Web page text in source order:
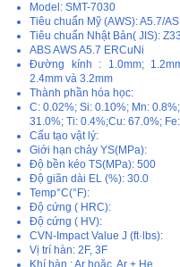
Model: SMT-7030
Tiêu chuẩn Mỹ (AWS): A5.7/
Tiêu chuẩn Nhật Bản( JIS):
ABS AWS A5.7 ERCuNi
Đường kính : 1.0mm;
2.4mm và 3.2mm
Thành phần hóa học:
C: 0.02%; Si: 0.10%; Mn:
31.0%; Ti: 0.4%;Cu: 67.0%;
Cấu tạo vật lý:
Giới hạn chảy YS(MPa):
Độ bền kéo TS(MPa): 500
Độ giãn dài EL (%): 30.0
Temp°C(°F):
Độ cứng ( HRC):
Độ cứng ( HV):
CVN-Impact Value J (ft·lbs):
Vị trí hàn: 2F, 3F
Khí hàn : Ar hoặc Ar + He